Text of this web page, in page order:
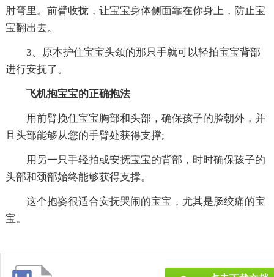
肘弯里。前臂收拢，让宝宝身体侧面靠在你身上，防止宝
宝翻出去。
3、原本护住宝宝头颈的那只手就可以轻拍宝宝背部
进行安抚了。
飞机抱宝宝的正确抱法
用前臂挽住宝宝胸部和头部，确保孩子的脸朝外，并
且头部能够从您的手臂处获得支撑;
用另一只手轻拍或安抚宝宝的背部，时时确保孩子的
头部和颈部始终能够获得支撑。
这个抱姿很适合安抚哭闹的宝宝，尤其是肠绞痛的宝
宝。